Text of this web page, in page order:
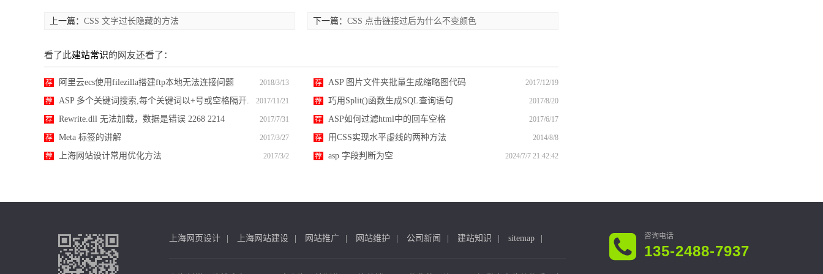
上一篇： CSS 文字过长隐藏的方法 下一篇： CSS 点击链接过后为什么不变颜色
看了此建站常识的网友还看了：
荐 2018/3/13
阿里云ecs使用filezilla搭建ftp本地无法连接问题 荐 2017/12/19
ASP 图片文件夹批量生成缩略图代码
荐 2017/11/21
ASP 多个关键词搜索,每个关键词以+号或空格隔开. 荐 2017/8/20
巧用Split()函数生成SQL查询语句
荐 2017/7/31
Rewrite.dll 无法加载，数据是错误 2268 2214 荐 2017/6/17
ASP如何过滤html中的回车空格
荐 2017/3/27
Meta 标签的讲解 荐 2014/8/8
用CSS实现水平虚线的两种方法
荐 2017/3/2
上海网站设计常用优化方法 荐 2024/7/7 21:42:42
asp 字段判断为空
上海网页设计 上海网站建设 网站推广 网站维护 公司新闻 建站知识 sitemap
135-2488-7937